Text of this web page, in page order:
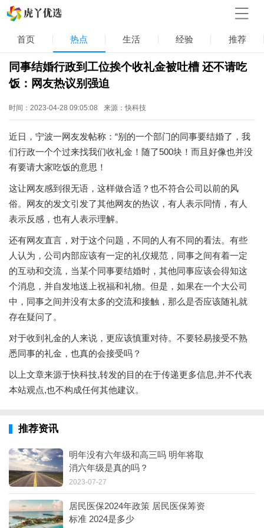
首页 热点 生活 经验 推荐
同事结婚行政到工位挨个收礼金被吐槽 还不请吃
饭：网友热议别强迫
时间：2023-04-28 09:05:08 来源：快科技
近日，宁波一网友发帖称：“别的一个部门的同事要结婚了，我
们行政一个个过来找我们收礼金！随了500块！而且好像也并没
有要请大家吃饭的意思！
这让网友感到很无语，这样做合适？也不符合公司以前的风
俗。网友的发文引发了其他网友的热议，有人表示同情，有人
表示反感，也有人表示理解。
还有网友直言，对于这个问题，不同的人有不同的看法。有些
人认为，公司内部应该有一定的礼仪规范，同事之间有着一定
的互动和交流，当某个同事要结婚时，其他同事应该会得知这
个消息，并自发地送上祝福和礼物。但是，如果在一个大公司
中，同事之间并没有太多的交流和接触，那么是否应该随礼就
存在疑问了。
对于收到礼金的人来说，更应该慎重对待。不要轻易接受不熟
悉同事的礼金，也真的会接受吗？
以上文章来源于快科技,转发的目的在于传递更多信息,并不代表
本站观点,也不构成任何其他建议。
推荐资讯
明年没有六年级和高三吗 明年将取
消六年级是真的吗？
2023-07-27
居民医保2024年政策 居民医保筹资
标准 2024是多少